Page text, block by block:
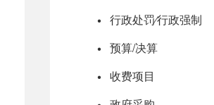
行政处罚⁄行政强制
预算/决算
收费项目